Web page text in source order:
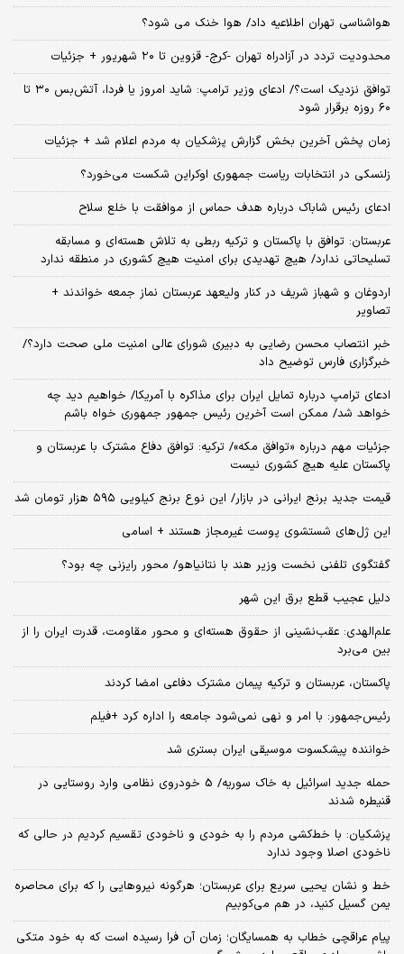
هواشناسی تهران اطلاعیه داد/ هوا خنک می شود؟
محدودیت تردد در آزادراه تهران -کرج- قزوین تا ۲۰ شهریور + جزئیات
توافق نزدیک است؟/ ادعای وزیر ترامپ: شاید امروز یا فردا، آتش‌بس ۳۰ تا
۶۰ روزه برقرار شود
زمان پخش آخرین بخش گزارش پزشکیان به مردم اعلام شد + جزئیات
زلنسکی در انتخابات ریاست جمهوری اوکراین شکست می‌خورد؟
ادعای رئیس شاباک درباره هدف حماس از موافقت با خلع سلاح
عربستان: توافق با پاکستان و ترکیه ربطی به تلاش هسته‌ای و مسابقه
تسلیحاتی ندارد/ هیچ تهدیدی برای امنیت هیچ کشوری در منطقه ندارد
اردوغان و شهباز شریف در کنار ولیعهد عربستان نماز جمعه خواندند +
تصاویر
خبر انتصاب محسن رضایی به دبیری شورای عالی امنیت ملی صحت دارد؟/
خبرگزاری فارس توضیح داد
ادعای ترامپ درباره تمایل ایران برای مذاکره با آمریکا/ خواهیم دید چه
خواهد شد/ ممکن است آخرین رئیس‌ جمهور جمهوری خواه باشم
جزئیات مهم درباره «توافق مکه»/ ترکیه‌: توافق دفاع مشترک با عربستان و
پاکستان علیه هیچ کشوری نیست
قیمت جدید برنج ایرانی در بازار/ این نوع برنج کیلویی ۵۹۵ هزار تومان شد
این ژل‌های شستشوی پوست غیرمجاز هستند + اسامی
گفتگوی تلفنی نخست وزیر هند با نتانیاهو/ محور رایزنی چه بود؟
دلیل عجیب قطع برق این شهر
علم‌الهدی: عقب‌نشینی از حقوق هسته‌ای و محور مقاومت، قدرت ایران را از
بین می‌برد
پاکستان، عربستان و ترکیه پیمان مشترک دفاعی امضا کردند
رئیس‌جمهور: با امر و نهی نمی‌شود جامعه را اداره کرد +فیلم
خواننده پیشکسوت موسیقی ایران بستری شد
حمله جدید اسرائیل به خاک سوریه/ 5 خودروی نظامی وارد روستایی در
قنیطره شدند
پزشکیان: با خط‌کشی مردم را به خودی و ناخودی تقسیم کردیم در حالی که
ناخودی اصلا وجود ندارد
خط و نشان یحیی سریع برای عربستان؛ هرگونه نیروهایی را که برای محاصره
یمن گسیل کنید، در هم می‌کوبیم
پیام عراقچی خطاب به همسایگان؛ زمان آن فرا رسیده است که به خود متکی